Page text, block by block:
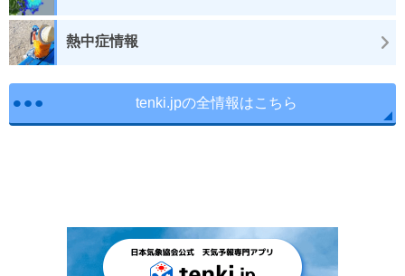
熱中症情報
tenki.jpの全情報はこちら